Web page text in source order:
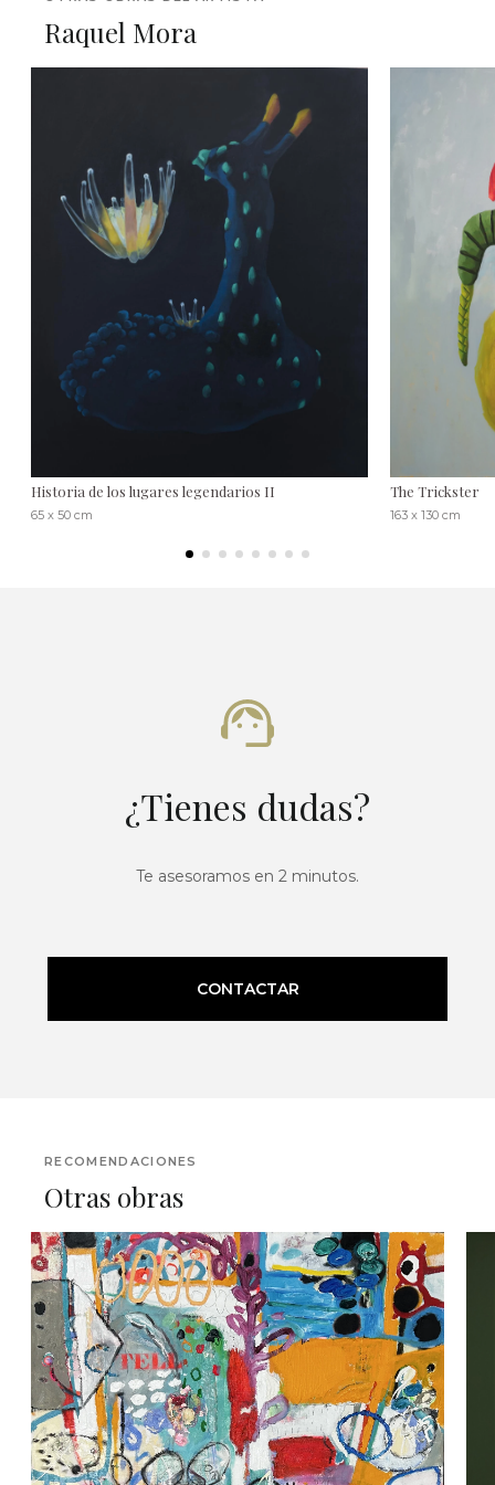
Raquel Mora
Historia de los lugares legendarios II
65 x 50 cm
The Trickster
163 x 130 cm
¿Tienes dudas?
Te asesoramos en 2 minutos.
CONTACTAR
RECOMENDACIONES
Otras obras